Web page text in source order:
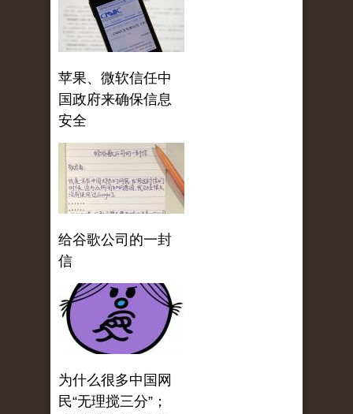
苹果、微软信任中
国政府来确保信息
安全
给谷歌公司的一封
信
为什么很多中国网
民“无理搅三分”；